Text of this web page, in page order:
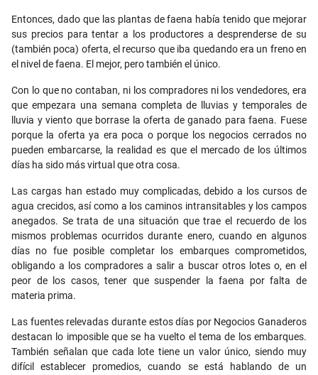
Entonces, dado que las plantas de faena había tenido que mejorar
sus precios para tentar a los productores a desprenderse de su
(también poca) oferta, el recurso que iba quedando era un freno en
el nivel de faena. El mejor, pero también el único.
Con lo que no contaban, ni los compradores ni los vendedores, era
que empezara una semana completa de lluvias y temporales de
lluvia y viento que borrase la oferta de ganado para faena. Fuese
porque la oferta ya era poca o porque los negocios cerrados no
pueden embarcarse, la realidad es que el mercado de los últimos
días ha sido más virtual que otra cosa.
Las cargas han estado muy complicadas, debido a los cursos de
agua crecidos, así como a los caminos intransitables y los campos
anegados. Se trata de una situación que trae el recuerdo de los
mismos problemas ocurridos durante enero, cuando en algunos
días no fue posible completar los embarques comprometidos,
obligando a los compradores a salir a buscar otros lotes o, en el
peor de los casos, tener que suspender la faena por falta de
materia prima.
Las fuentes relevadas durante estos días por Negocios Ganaderos
destacan lo imposible que se ha vuelto el tema de los embarques.
También señalan que cada lote tiene un valor único, siendo muy
difícil establecer promedios, cuando se está hablando de un